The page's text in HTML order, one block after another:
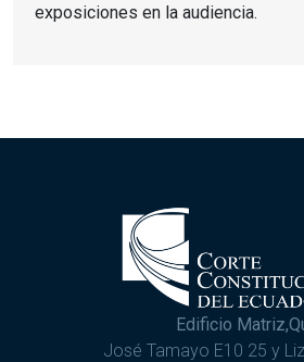
exposiciones en la audiencia.
Edificio
José Tamayo E10 25 y